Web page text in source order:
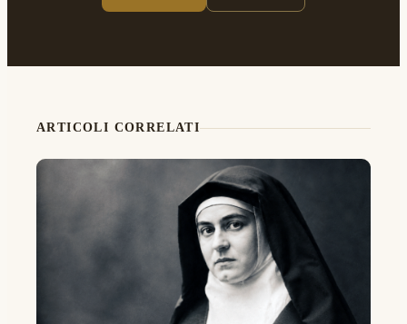
ARTICOLI CORRELATI